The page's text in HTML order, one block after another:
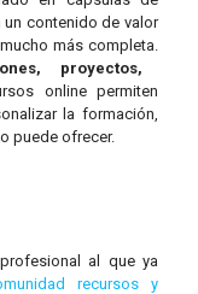
contenido de valor
más completa.
proyectos,
online permiten
la formación,
puede ofrecer.
al que ya
recursos y